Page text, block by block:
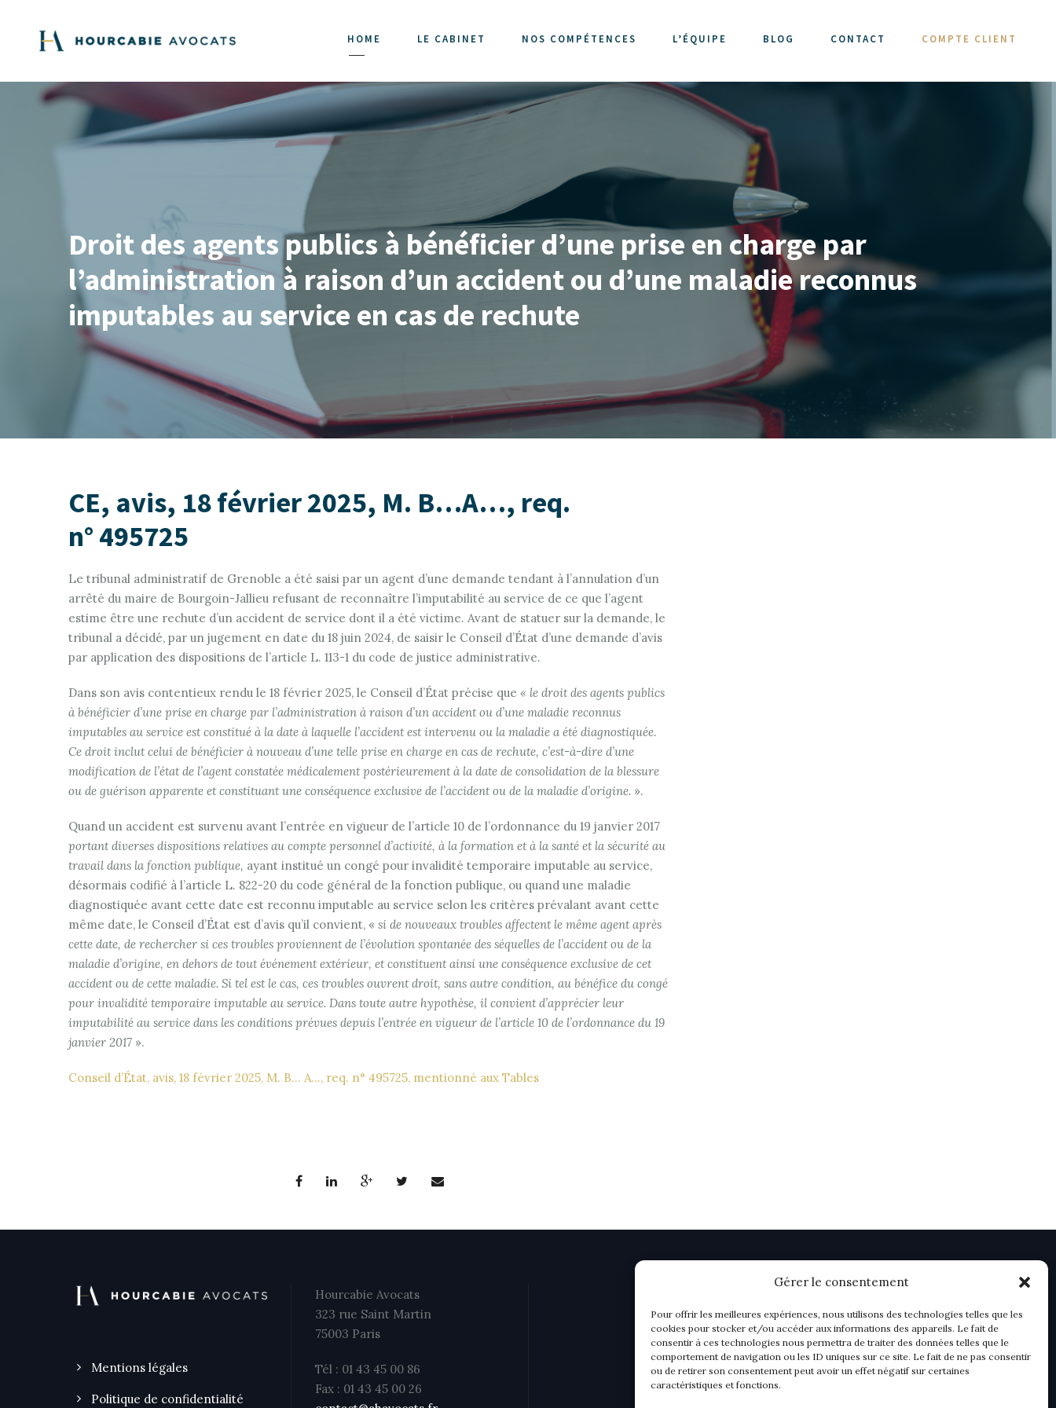
Gérer le consentement
Pour offrir les meilleures expériences, nous utilisons des technologies telles que les
cookies pour stocker et/ou accéder aux informations des appareils. Le fait de
consentir à ces technologies nous permettra de traiter des données telles que le
comportement de navigation ou les ID uniques sur ce site. Le fait de ne pas consentir
ou de retirer son consentement peut avoir un effet négatif sur certaines
caractéristiques et fonctions.
HOME LE CABINET NOS COMPÉTENCES L’ÉQUIPE BLOG CONTACT COMPTE CLIENT
Droit des agents publics à bénéficier d’une prise en charge par
l’administration à raison d’un accident ou d’une maladie reconnus
imputables au service en cas de rechute
CE, avis, 18 février 2025, M. B…A…, req.
n° 495725
Le tribunal administratif de Grenoble a été saisi par un agent d’une demande tendant à l’annulation d’un
arrêté du maire de Bourgoin-Jallieu refusant de reconnaître l’imputabilité au service de ce que l’agent
estime être une rechute d’un accident de service dont il a été victime. Avant de statuer sur la demande, le
tribunal a décidé, par un jugement en date du 18 juin 2024, de saisir le Conseil d’État d’une demande d’avis
par application des dispositions de l’article L. 113-1 du code de justice administrative.
Dans son avis contentieux rendu le 18 février 2025, le Conseil d’État précise que « le droit des agents publics
à bénéficier d’une prise en charge par l’administration à raison d’un accident ou d’une maladie reconnus
imputables au service est constitué à la date à laquelle l’accident est intervenu ou la maladie a été diagnostiquée.
Ce droit inclut celui de bénéficier à nouveau d’une telle prise en charge en cas de rechute, c’est-à-dire d’une
modification de l’état de l’agent constatée médicalement postérieurement à la date de consolidation de la blessure
ou de guérison apparente et constituant une conséquence exclusive de l’accident ou de la maladie d’origine. ».
Quand un accident est survenu avant l’entrée en vigueur de l’article 10 de l’ordonnance du 19 janvier 2017
portant diverses dispositions relatives au compte personnel d’activité, à la formation et à la santé et la sécurité au
travail dans la fonction publique, ayant institué un congé pour invalidité temporaire imputable au service,
désormais codifié à l’article L. 822-20 du code général de la fonction publique, ou quand une maladie
diagnostiquée avant cette date est reconnu imputable au service selon les critères prévalant avant cette
même date, le Conseil d’État est d’avis qu’il convient, « si de nouveaux troubles affectent le même agent après
cette date, de rechercher si ces troubles proviennent de l’évolution spontanée des séquelles de l’accident ou de la
maladie d’origine, en dehors de tout événement extérieur, et constituent ainsi une conséquence exclusive de cet
accident ou de cette maladie. Si tel est le cas, ces troubles ouvrent droit, sans autre condition, au bénéfice du congé
pour invalidité temporaire imputable au service. Dans toute autre hypothèse, il convient d’apprécier leur
imputabilité au service dans les conditions prévues depuis l’entrée en vigueur de l’article 10 de l’ordonnance du 19
janvier 2017 ».
Conseil d’État, avis, 18 février 2025, M. B… A…, req. n° 495725, mentionné aux Tables
Mentions légales
Politique de confidentialité
Hourcabie Avocats
323 rue Saint Martin
75003 Paris
Tél : 01 43 45 00 86
Fax : 01 43 45 00 26